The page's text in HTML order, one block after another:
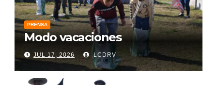
PRENSA
Modo vacaciones
JUL 17, 2026 LCDRV